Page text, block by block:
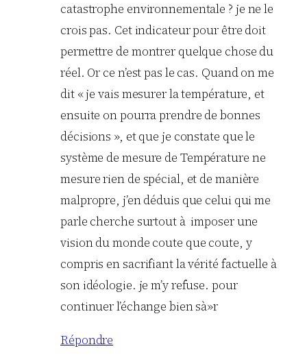
catastrophe environnementale ? je ne le
crois pas. Cet indicateur pour être doit
permettre de montrer quelque chose du
réel. Or ce n’est pas le cas. Quand on me
dit « je vais mesurer la température, et
ensuite on pourra prendre de bonnes
décisions », et que je constate que le
système de mesure de Température ne
mesure rien de spécial, et de manière
malpropre, j’en déduis que celui qui me
parle cherche surtout à imposer une
vision du monde coute que coute, y
compris en sacrifiant la vérité factuelle à
son idéologie. je m’y refuse. pour
continuer l’échange bien sà»r
Répondre